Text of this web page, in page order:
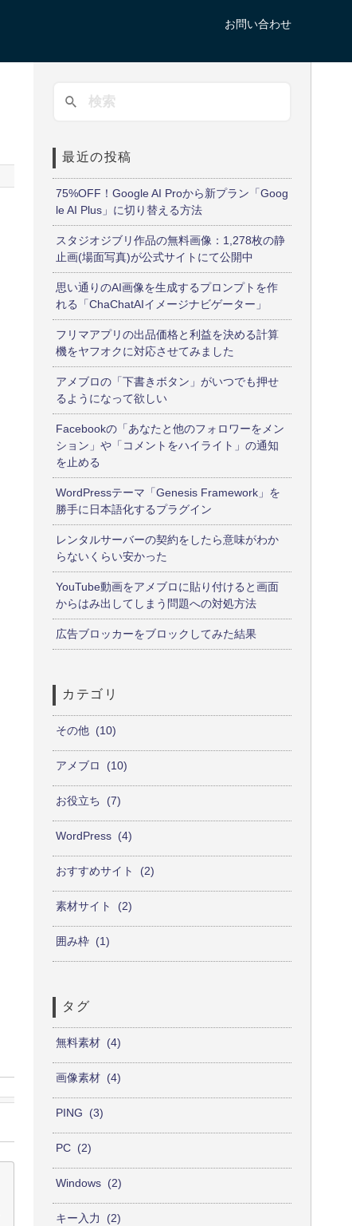
お問い合わせ
最近の投稿
75%OFF！Google AI Proから新プラン「Goog
le AI Plus」に切り替える方法
スタジオジブリ作品の無料画像：1,278枚の静
止画(場面写真)が公式サイトにて公開中
思い通りのAI画像を生成するプロンプトを作
れる「ChaChatAIイメージナビゲーター」
フリマアプリの出品価格と利益を決める計算
機をヤフオクに対応させてみました
アメブロの「下書きボタン」がいつでも押せ
るようになって欲しい
Facebookの「あなたと他のフォロワーをメン
ション」や「コメントをハイライト」の通知
を止める
WordPressテーマ「Genesis Framework」を
勝手に日本語化するプラグイン
レンタルサーバーの契約をしたら意味がわか
らないくらい安かった
YouTube動画をアメブロに貼り付けると画面
からはみ出してしまう問題への対処方法
広告ブロッカーをブロックしてみた結果
カテゴリ
その他 10
アメブロ 10
お役立ち 7
WordPress 4
おすすめサイト 2
素材サイト 2
囲み枠 1
タグ
無料素材 4
画像素材 4
PING 3
PC 2
Windows 2
キー入力 2